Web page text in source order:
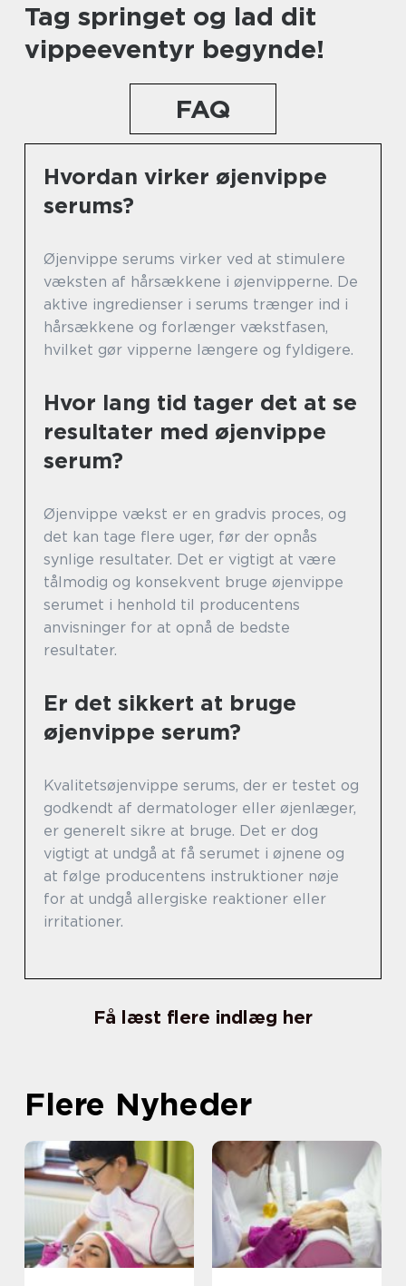
Tag springet og lad dit
vippeeventyr begynde!
FAQ
Hvordan virker øjenvippe
serums?
Øjenvippe serums virker ved at stimulere
væksten af hårsækkene i øjenvipperne. De
aktive ingredienser i serums trænger ind i
hårsækkene og forlænger vækstfasen,
hvilket gør vipperne længere og fyldigere.
Hvor lang tid tager det at se
resultater med øjenvippe
serum?
Øjenvippe vækst er en gradvis proces, og
det kan tage flere uger, før der opnås
synlige resultater. Det er vigtigt at være
tålmodig og konsekvent bruge øjenvippe
serumet i henhold til producentens
anvisninger for at opnå de bedste
resultater.
Er det sikkert at bruge
øjenvippe serum?
Kvalitetsøjenvippe serums, der er testet og
godkendt af dermatologer eller øjenlæger,
er generelt sikre at bruge. Det er dog
vigtigt at undgå at få serumet i øjnene og
at følge producentens instruktioner nøje
for at undgå allergiske reaktioner eller
irritationer.
Få læst flere indlæg her
Flere Nyheder